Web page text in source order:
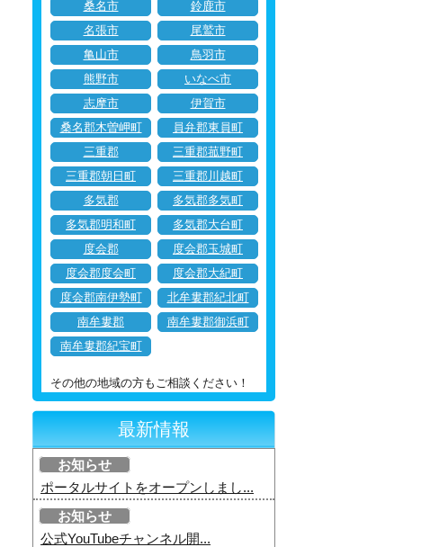
桑名市
鈴鹿市
名張市
尾鷲市
亀山市
鳥羽市
熊野市
いなべ市
志摩市
伊賀市
桑名郡木曽岬町
員弁郡東員町
三重郡
三重郡菰野町
三重郡朝日町
三重郡川越町
多気郡
多気郡多気町
多気郡明和町
多気郡大台町
度会郡
度会郡玉城町
度会郡度会町
度会郡大紀町
度会郡南伊勢町
北牟婁郡紀北町
南牟婁郡
南牟婁郡御浜町
南牟婁郡紀宝町
その他の地域の方もご相談ください！
最新情報
お知らせ
ポータルサイトをオープンしまし...
お知らせ
公式YouTubeチャンネル開...